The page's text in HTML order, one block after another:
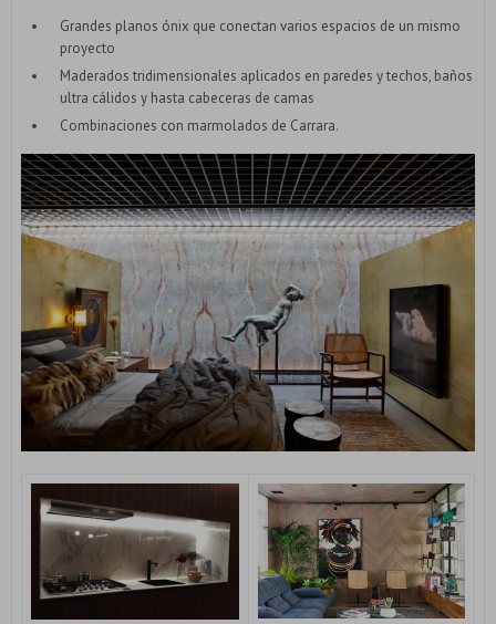
Grandes planos ónix que conectan varios espacios de un mismo
proyecto
Maderados tridimensionales aplicados en paredes y techos, baños
ultra cálidos y hasta cabeceras de camas
Combinaciones con marmolados de Carrara.